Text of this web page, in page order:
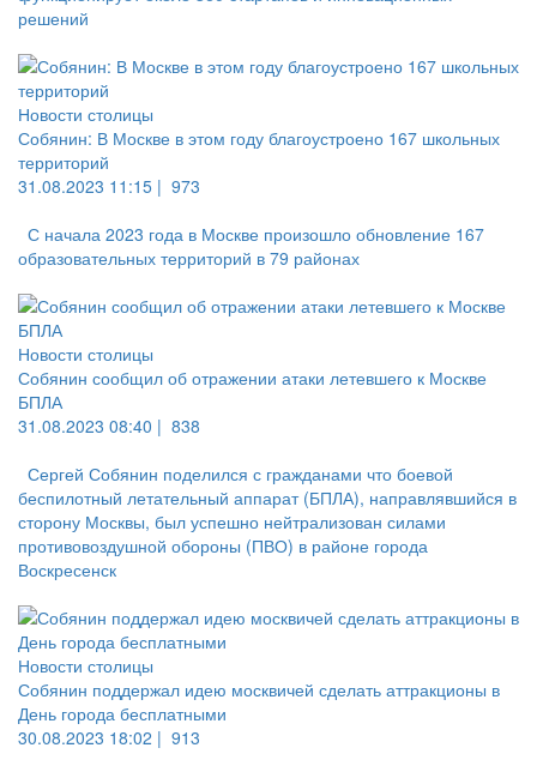
решений
Новости столицы
Собянин: В Москве в этом году благоустроено 167 школьных
территорий
31.08.2023 11:15 | 973
С начала 2023 года в Москве произошло обновление 167
образовательных территорий в 79 районах
Новости столицы
Собянин сообщил об отражении атаки летевшего к Москве
БПЛА
31.08.2023 08:40 | 838
Сергей Собянин поделился с гражданами что боевой
беспилотный летательный аппарат (БПЛА), направлявшийся в
сторону Москвы, был успешно нейтрализован силами
противовоздушной обороны (ПВО) в районе города
Воскресенск
Новости столицы
Собянин поддержал идею москвичей сделать аттракционы в
День города бесплатными
30.08.2023 18:02 | 913